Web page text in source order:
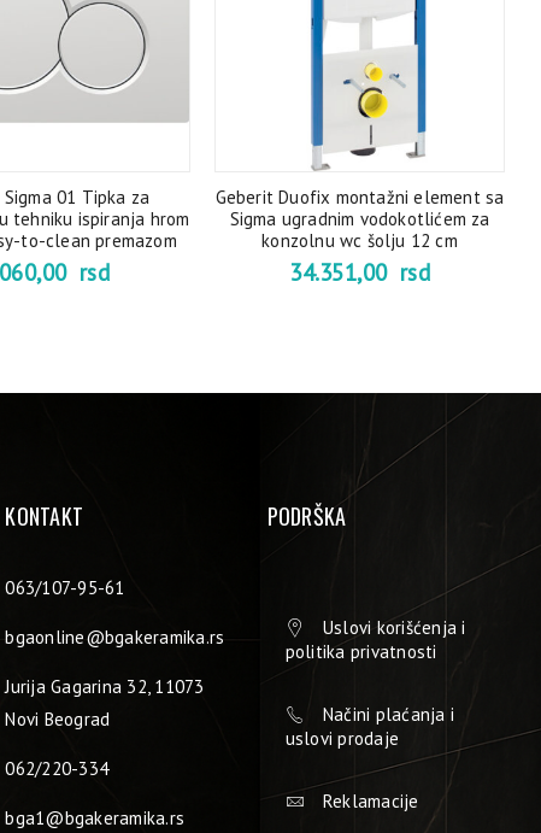
01 Tipka za
tehniku ispiranja hrom
to-clean premazom
rsd
Geberit Duofix montažni element sa
Sigma ugradnim vodokotlićem za
konzolnu wc šolju 12 cm
34.351,00 rsd
KONTAKT
063/107-95-61
bgaonline@bgakeramika.rs
Jurija Gagarina 32, 11073
Novi Beograd
062/220-334
bga1@bgakeramika.rs
PODRŠKA
Uslovi korišćenja i
politika privatnosti
Načini plaćanja i
uslovi prodaje
Reklamacije